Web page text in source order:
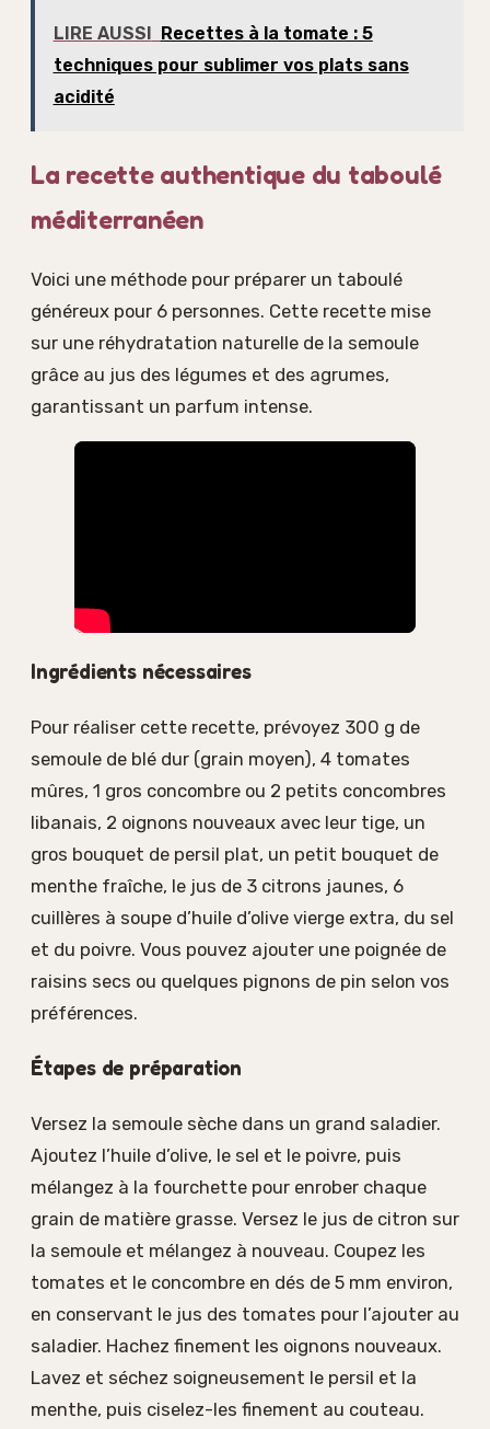
LIRE AUSSI Recettes à la tomate : 5
techniques pour sublimer vos plats sans
acidité
La recette authentique du taboulé
méditerranéen
Voici une méthode pour préparer un taboulé
généreux pour 6 personnes. Cette recette mise
sur une réhydratation naturelle de la semoule
grâce au jus des légumes et des agrumes,
garantissant un parfum intense.
Ingrédients nécessaires
Pour réaliser cette recette, prévoyez 300 g de
semoule de blé dur (grain moyen), 4 tomates
mûres, 1 gros concombre ou 2 petits concombres
libanais, 2 oignons nouveaux avec leur tige, un
gros bouquet de persil plat, un petit bouquet de
menthe fraîche, le jus de 3 citrons jaunes, 6
cuillères à soupe d’huile d’olive vierge extra, du sel
et du poivre. Vous pouvez ajouter une poignée de
raisins secs ou quelques pignons de pin selon vos
préférences.
Étapes de préparation
Versez la semoule sèche dans un grand saladier.
Ajoutez l’huile d’olive, le sel et le poivre, puis
mélangez à la fourchette pour enrober chaque
grain de matière grasse. Versez le jus de citron sur
la semoule et mélangez à nouveau. Coupez les
tomates et le concombre en dés de 5 mm environ,
en conservant le jus des tomates pour l’ajouter au
saladier. Hachez finement les oignons nouveaux.
Lavez et séchez soigneusement le persil et la
menthe, puis ciselez-les finement au couteau.